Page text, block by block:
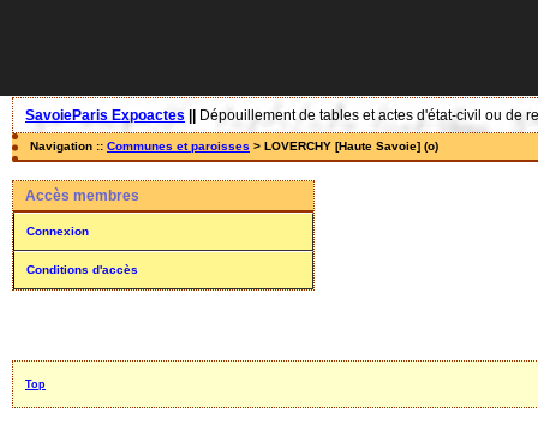
SavoieParis Expoactes Dépouillement de tables et actes d'état-civil ou de
Navigation :: Communes et paroisses > LOVERCHY [Haute Savoie] (o)
Accès membres
Connexion
Conditions d'accès
Top